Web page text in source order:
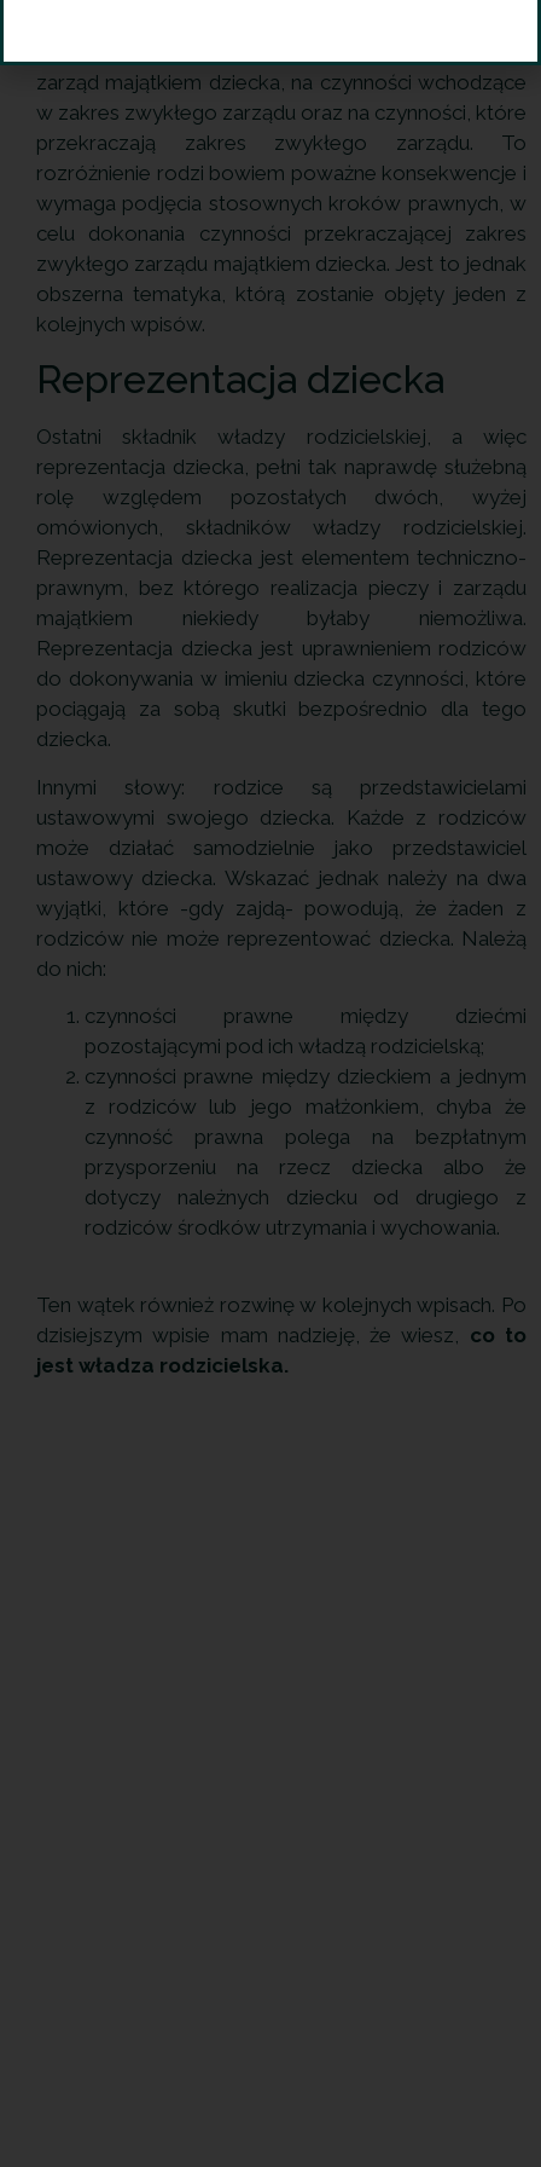
zarząd majątkiem dziecka, na czynności wchodzące
w zakres zwykłego zarządu oraz na czynności, które
przekraczają zakres zwykłego zarządu. To
rozróżnienie rodzi bowiem poważne konsekwencje i
wymaga podjęcia stosownych kroków prawnych, w
celu dokonania czynności przekraczającej zakres
zwykłego zarządu majątkiem dziecka. Jest to jednak
obszerna tematyka, którą zostanie objęty jeden z
kolejnych wpisów.
Reprezentacja dziecka
Ostatni składnik władzy rodzicielskiej, a więc
reprezentacja dziecka, pełni tak naprawdę służebną
rolę względem pozostałych dwóch, wyżej
omówionych, składników władzy rodzicielskiej.
Reprezentacja dziecka jest elementem techniczno-
prawnym, bez którego realizacja pieczy i zarządu
majątkiem niekiedy byłaby niemożliwa.
Reprezentacja dziecka jest uprawnieniem rodziców
do dokonywania w imieniu dziecka czynności, które
pociągają za sobą skutki bezpośrednio dla tego
dziecka.
Innymi słowy: rodzice są przedstawicielami
ustawowymi swojego dziecka. Każde z rodziców
może działać samodzielnie jako przedstawiciel
ustawowy dziecka. Wskazać jednak należy na dwa
wyjątki, które -gdy zajdą- powodują, że żaden z
rodziców nie może reprezentować dziecka. Należą
do nich:
czynności prawne między dziećmi
pozostającymi pod ich władzą rodzicielską;
czynności prawne między dzieckiem a jednym
z rodziców lub jego małżonkiem, chyba że
czynność prawna polega na bezpłatnym
przysporzeniu na rzecz dziecka albo że
dotyczy należnych dziecku od drugiego z
rodziców środków utrzymania i wychowania.
Ten wątek również rozwinę w kolejnych wpisach. Po
dzisiejszym wpisie mam nadzieję, że wiesz, co to
jest władza rodzicielska.